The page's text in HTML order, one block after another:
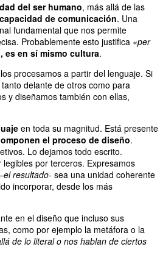
del ser humano, más allá de las
capacidad de comunicación. Una
fundamental que nos permite
Probablemente esto justifica «per
es en sí mismo cultura.
procesamos a partir del lenguaje. Si
delante de otros como para
y diseñamos también con ellas,
en toda su magnitud. Está presente
el proceso de diseño.
Lo dejamos todo escrito.
por terceros. Expresamos
resultado- sea una unidad coherente
incorporar, desde los más
en el diseño que incluso sus
como por ejemplo la metáfora o la
de lo literal o nos hablan de ciertos